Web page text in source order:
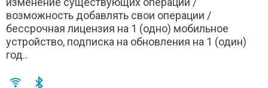
возможность добавлять свои операции /
бессрочная лицензия на 1 (одно) мобильное
устройство, подписка на обновления на 1 (один)
год..